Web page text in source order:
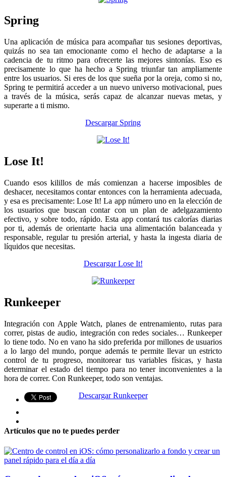
Spring
Una aplicación de música para acompañar tus sesiones deportivas,
quizás no sea tan emocionante como el hecho de adaptarse a la
cadencia de tu ritmo para ofrecerte las mejores sintonías. Eso es
precisamente lo que ha hecho a Spring triunfar tan ampliamente
entre los usuarios. Si eres de los que sueña por la oreja, como si no,
Spring te permitirá acceder a un nuevo universo motivacional, pues
a través de la música, serás capaz de alcanzar nuevas metas, y
superarte a ti mismo.
Descargar Spring
Lose It!
Cuando esos kilillos de más comienzan a hacerse imposibles de
deshacer, necesitamos contar entonces con la herramienta adecuada,
y esa es precisamente: Lose It! La app número uno en la elección de
los usuarios que buscan contar con un plan de adelgazamiento
efectivo, y sobre todo, rápido. Esta app contará tus calorías diarias
por ti, además de orientarte hacia una alimentación balanceada y
responsable, regular tu presión arterial, y hasta la ingesta diaria de
líquidos que necesitas.
Descargar Lose It!
Runkeeper
Integración con Apple Watch, planes de entrenamiento, rutas para
correr, pistas de audio, integración con redes sociales… Runkeeper
lo tiene todo. No en vano ha sido preferida por millones de usuarios
a lo largo del mundo, porque además te permite llevar un estricto
control de tu progreso, monitorear tus variables físicas, y hasta
determinar el estado del tiempo para no tener inconvenientes a la
hora de correr. Con Runkeeper, todo son ventajas.
Descargar Runkeeper
Artículos que no te puedes perder